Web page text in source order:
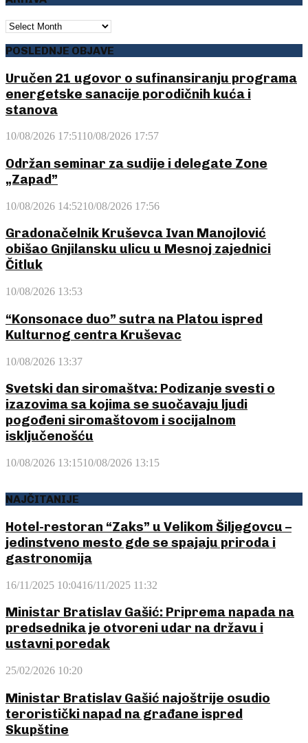
ARHIVA
POSLEDNJE OBJAVE
Uručen 21 ugovor o sufinansiranju programa
energetske sanacije porodičnih kuća i
stanova
10/08/2026 17:5110/08/2026 17:57
Održan seminar za sudije i delegate Zone
„Zapad”
10/08/2026 14:5210/08/2026 17:56
Gradonačelnik Kruševca Ivan Manojlović
obišao Gnjilansku ulicu u Mesnoj zajednici
Čitluk
10/08/2026 13:53
“Konsonace duo” sutra na Platou ispred
Kulturnog centra Kruševac
10/08/2026 13:37
Svetski dan siromaštva: Podizanje svesti o
izazovima sa kojima se suočavaju ljudi
pogođeni siromaštovom i socijalnom
isključenošću
10/08/2026 13:1510/08/2026 13:15
NAJČITANIJE
Hotel-restoran “Zaks” u Velikom Šiljegovcu –
jedinstveno mesto gde se spajaju priroda i
gastronomija
16/11/2025 10:0416/11/2025 11:32
Ministar Bratislav Gašić: Priprema napada na
predsednika je otvoreni udar na državu i
ustavni poredak
25/02/2026 10:20
Ministar Bratislav Gašić najoštrije osudio
teroristički napad na građane ispred
Skupštine